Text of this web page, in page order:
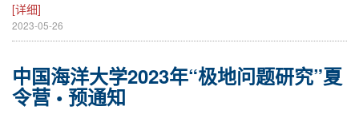
[详细]
2023-05-26
中国海洋大学2023年“极地问题研究”夏
令营 • 预通知